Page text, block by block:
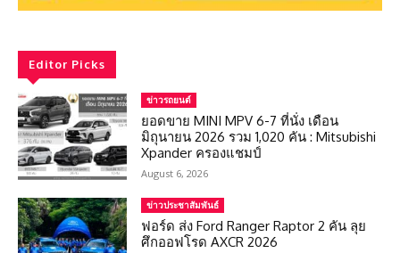
Editor Picks
ข่าวรถยนต์
ยอดขาย MINI MPV 6-7 ที่นั่ง เดือน
มิถุนายน 2026 รวม 1,020 คัน : Mitsubishi
Xpander ครองแชมป์
August 6, 2026
ข่าวประชาสัมพันธ์
ฟอร์ด ส่ง Ford Ranger Raptor 2 คัน ลุย
ศึกออฟโรด AXCR 2026